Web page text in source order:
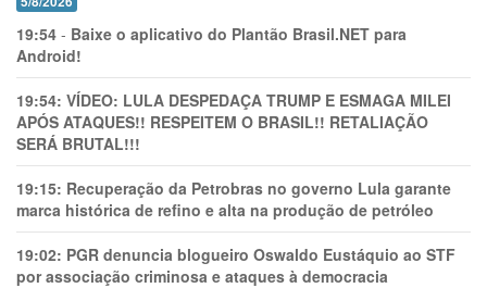
19:54 - Baixe o aplicativo do Plantão Brasil.NET para
Android!
19:54: VÍDEO: LULA DESPEDAÇA TRUMP E ESMAGA MILEI
APÓS ATAQUES!! RESPEITEM O BRASIL!! RETALIAÇÃO
SERÁ BRUTAL!!!
19:15: Recuperação da Petrobras no governo Lula garante
marca histórica de refino e alta na produção de petróleo
19:02: PGR denuncia blogueiro Oswaldo Eustáquio ao STF
por associação criminosa e ataques à democracia